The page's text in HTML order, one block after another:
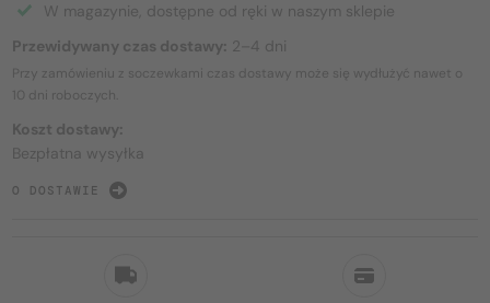
W magazynie, dostępne od ręki w naszym sklepie
Przewidywany czas dostawy: 2–4 dni
Przy zamówieniu z soczewkami czas dostawy może się wydłużyć nawet o
10 dni roboczych.
Koszt dostawy:
Bezpłatna wysyłka
O DOSTAWIE